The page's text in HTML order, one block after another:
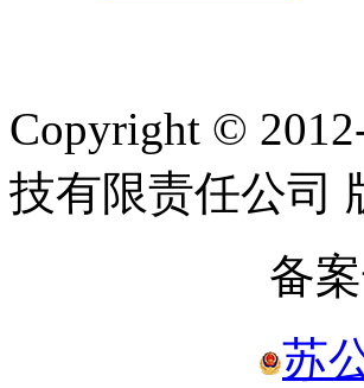
Copyright ©
技有限责任公司
备案
苏